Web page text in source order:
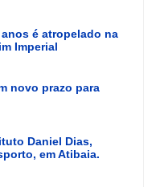
é atropelado na
Imperial
novo prazo para
Daniel Dias,
em Atibaia.